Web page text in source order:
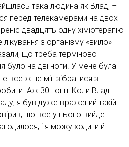
така людина як Влад, –
перед телекамерами на двох
двадцять одну хіміотерапію
з організму «виїло»
що треба терміново
було на дві ноги. У мене була
все ж не міг зібратися з
Аж 30 тонн! Коли Влад
я був дуже вражений такій
що все у нього вийде.
і я можу ходити й